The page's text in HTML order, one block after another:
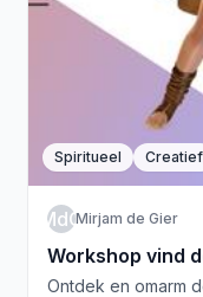
Spiritueel Creatief
MdGMirjam de Gier
Workshop vind
Ontdek en omarm